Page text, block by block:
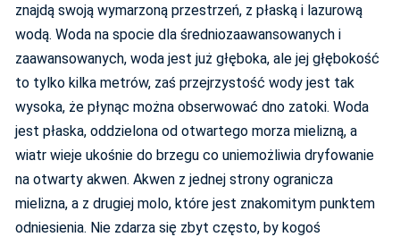
znajdą swoją wymarzoną przestrzeń, z płaską i lazurową
wodą. Woda na spocie dla średniozaawansowanych i
zaawansowanych, woda jest już głęboka, ale jej głębokość
to tylko kilka metrów, zaś przejrzystość wody jest tak
wysoka, że płynąc można obserwować dno zatoki. Woda
jest płaska, oddzielona od otwartego morza mielizną, a
wiatr wieje ukośnie do brzegu co uniemożliwia dryfowanie
na otwarty akwen. Akwen z jednej strony ogranicza
mielizna, a z drugiej molo, które jest znakomitym punktem
odniesienia. Nie zdarza się zbyt często, by kogoś